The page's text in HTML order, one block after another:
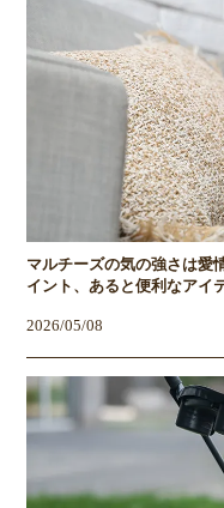
マルチーズの気の強さは愛
イント、あると便利なアイ
2026/05/08